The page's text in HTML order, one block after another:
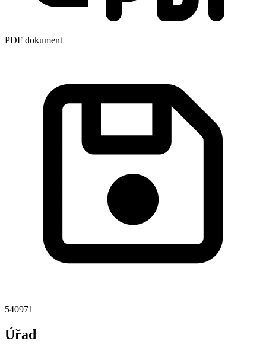
PDF dokument
540971
Úřad